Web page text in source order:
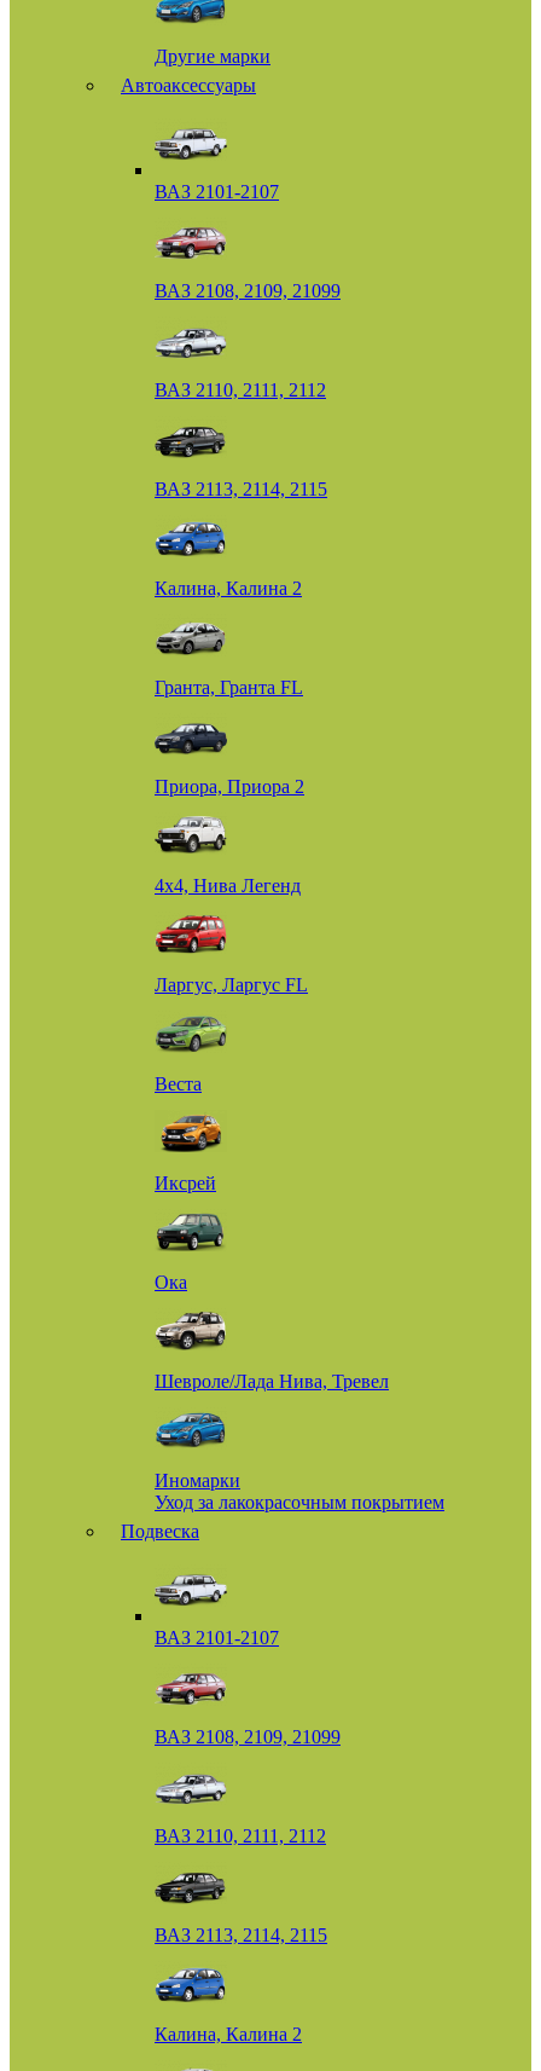
Другие марки
Автоаксессуары
ВАЗ 2101-2107
ВАЗ 2108, 2109, 21099
ВАЗ 2110, 2111, 2112
ВАЗ 2113, 2114, 2115
Калина, Калина 2
Гранта, Гранта FL
Приора, Приора 2
4х4, Нива Легенд
Ларгус, Ларгус FL
Веста
Иксрей
Ока
Шевроле/Лада Нива, Тревел
Иномарки
Уход за лакокрасочным покрытием
Подвеска
ВАЗ 2101-2107
ВАЗ 2108, 2109, 21099
ВАЗ 2110, 2111, 2112
ВАЗ 2113, 2114, 2115
Калина, Калина 2